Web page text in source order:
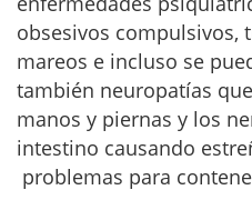
obsesivos compulsivos,
mareos e incluso se
también neuropatías
manos y piernas y los
intestino causando
problemas para